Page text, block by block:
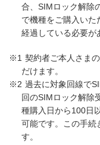
合、SIMロック解除
で機種をご購入いた
経過している必要が
※1 契約者ご本人さま
だけます。
※2 過去に対象回線で
回のSIMロック解除
種購入日から100日
可能です。この手続
す。